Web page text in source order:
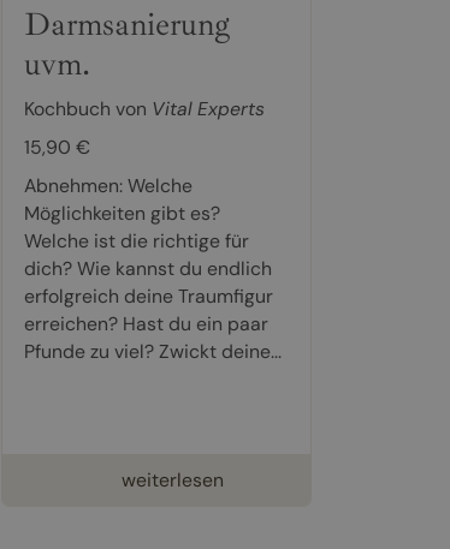
Darmsanierung
uvm.
Kochbuch von Vital Experts
15,90 €
Abnehmen: Welche
Möglichkeiten gibt es?
Welche ist die richtige für
dich? Wie kannst du endlich
erfolgreich deine Traumfigur
erreichen? Hast du ein paar
Pfunde zu viel? Zwickt deine...
weiterlesen